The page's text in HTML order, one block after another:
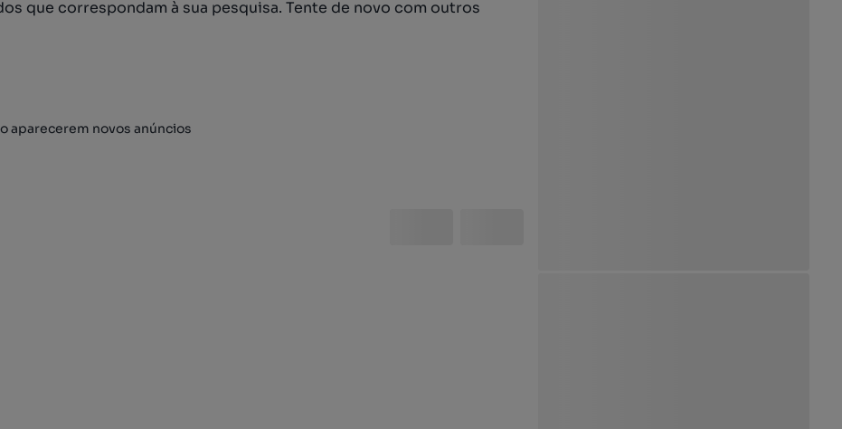
que correspondam à sua pesquisa. Tente de novo com outros
aparecerem novos anúncios